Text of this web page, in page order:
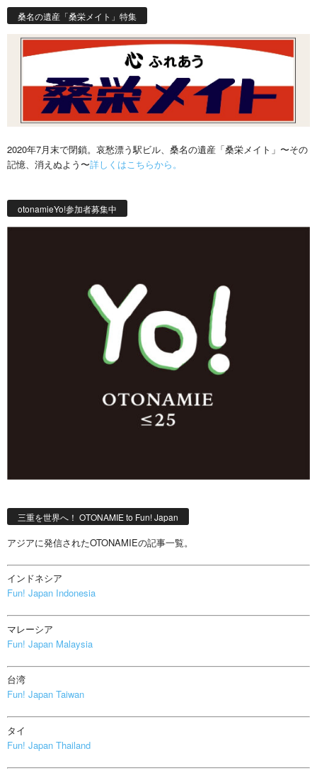
桑名の遺産「桑栄メイト」特集
2020年7月末で閉鎖。哀愁漂う駅ビル、桑名の遺産「桑栄メイト」〜その
記憶、消えぬよう〜詳しくはこちらから。
otonamieYo!参加者募集中
三重を世界へ！ OTONAMIE to Fun! Japan
アジアに発信されたOTONAMIEの記事一覧。
インドネシア
Fun! Japan Indonesia
マレーシア
Fun! Japan Malaysia
台湾
Fun! Japan Taiwan
タイ
Fun! Japan Thailand